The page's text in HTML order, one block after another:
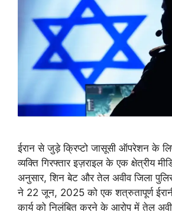
ईरान से जुड़े क्रिप्टो जासूसी ऑपरेशन के
व्यक्ति गिरफ्तार इज़राइल के एक क्षेत्रीय
अनुसार, शिन बेट और तेल अवीव जिला
ने 22 जून, 2025 को एक शत्रुतापूर्ण
कार्य को निलंबित करने के आरोप में तेल